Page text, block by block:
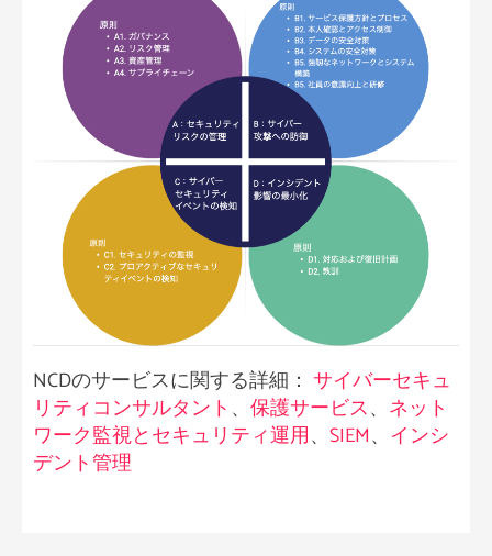
NCDのサービスに関する詳細： サイバーセキュ
リティコンサルタント 、 保護サービス、 ネット
ワーク監視とセキュリティ運用、 SIEM、 インシ
デント管理